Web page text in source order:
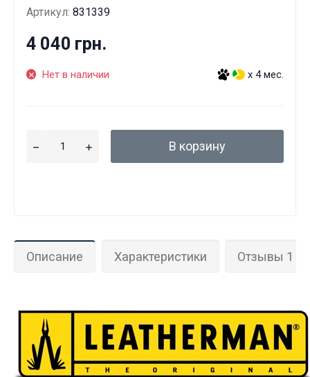
Артикул: 831339
4 040 грн.
Нет в наличии x 4 мес.
В корзину
Описание Характеристики Отзывы 1